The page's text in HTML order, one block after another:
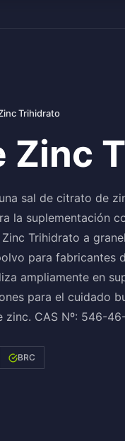
Trihidrato
Zinc
sal de citrato de
la suplementación
Trihidrato a
para fabricantes
ampliamente en
para el cuidado
CAS Nº: 546-
BRC